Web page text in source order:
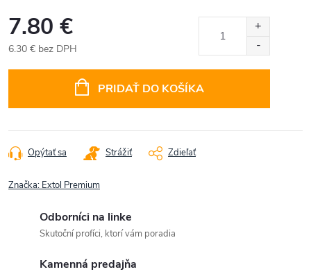
7.80 €
6.30 € bez DPH
PRIDAŤ DO KOŠÍKA
Opýtať sa Strážiť Zdieľať
Značka: Extol Premium
Odborníci na linke
Skutoční profíci, ktorí vám poradia
Kamenná predajňa